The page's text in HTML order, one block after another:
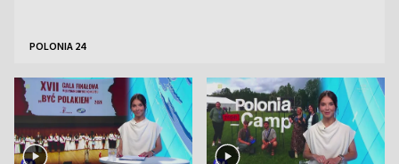
POLONIA 24